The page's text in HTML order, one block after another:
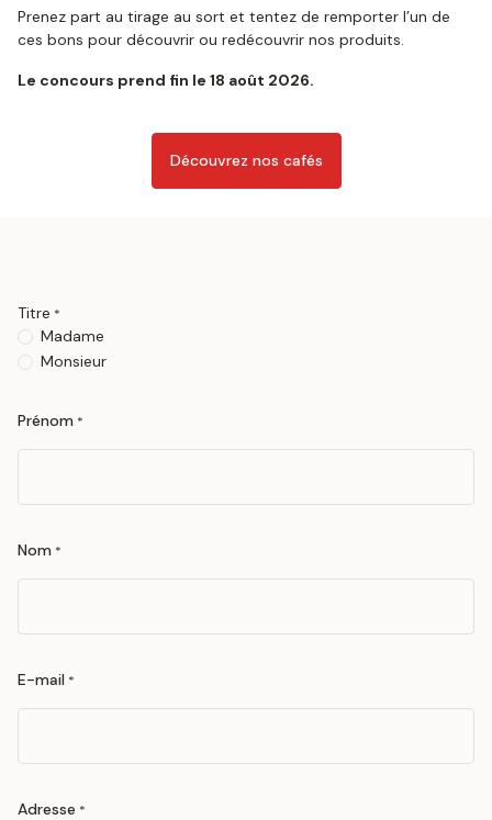
Prenez part au tirage au sort et tentez de remporter l’un de
ces bons pour découvrir ou redécouvrir nos produits.
Le concours prend fin le 18 août 2026.
Découvrez nos cafés
Titre *
Madame
Monsieur
Prénom *
Nom *
E-mail *
Adresse *